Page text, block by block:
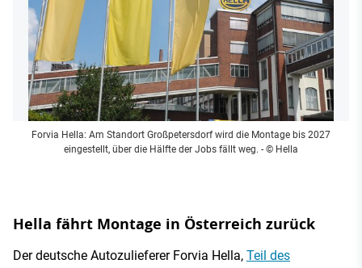
Forvia Hella: Am Standort Großpetersdorf wird die Montage bis 2027
eingestellt, über die Hälfte der Jobs fällt weg. - © Hella
Hella fährt Montage in Österreich zurück
Der deutsche Autozulieferer Forvia Hella, Teil des